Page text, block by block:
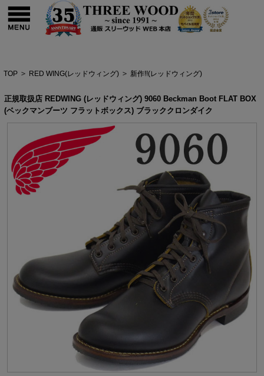
TOP > RED WING(レッドウィング) > 新作!!(レッドウィング)
正規取扱店 REDWING (レッドウィング) 9060 Beckman Boot FLAT BOX
(ベックマンブーツ フラットボックス) ブラッククロンダイク